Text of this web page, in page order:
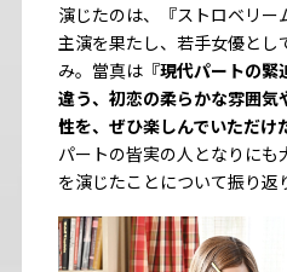
演じたのは、『ストロベリ
主演を果たし、若手女優とし
み。當真は『現代パートの緊
違う、初恋の柔らかな雰囲
性を、ぜひ楽しんでいただけ
パートの皆実の人となりにも
を演じたことについて振り返